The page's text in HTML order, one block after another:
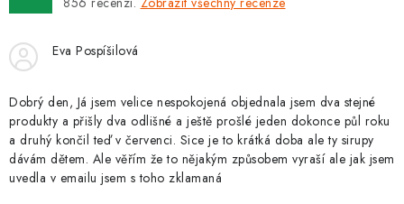
ZNAČKY
Kontakty Slovník pojmů
Podmínky ochrany osobních údajů
Doprava a platba
Slevový systém
Vše o nákupu
Eva Pospíšilová
Dobrý den, Já jsem velice nespokojená objednala jsem dva stejné
produkty a přišly dva odlišné a ještě prošlé jeden dokonce půl roku
a druhý končil teď v červenci. Sice je to krátká doba ale ty sirupy
dávám dětem. Ale věřím že to nějakým způsobem vyraší ale jak jsem
uvedla v emailu jsem s toho zklamaná